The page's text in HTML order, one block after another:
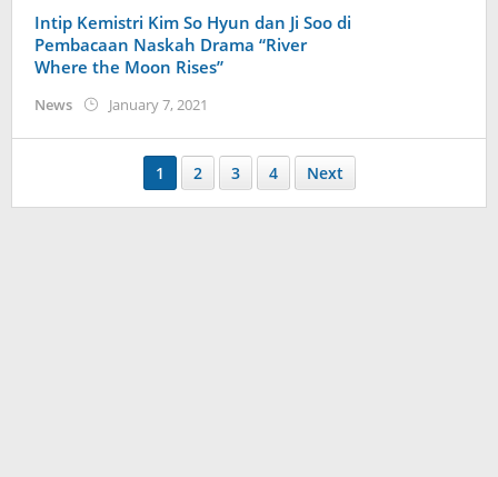
Intip Kemistri Kim So Hyun dan Ji Soo di
Pembacaan Naskah Drama “River
Where the Moon Rises”
News January 7, 2021
1 2 3 4 Next